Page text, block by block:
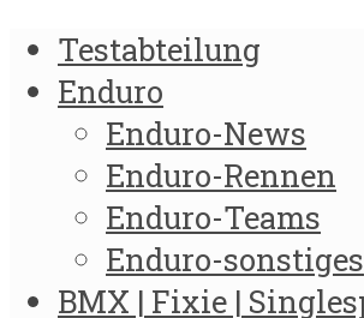
Testabteilung
Enduro
Enduro-News
Enduro-Rennen
Enduro-Teams
Enduro-sonstiges
BMX | Fixie |